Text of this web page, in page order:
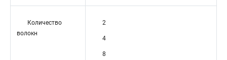
Количество
волокн
2
4
8